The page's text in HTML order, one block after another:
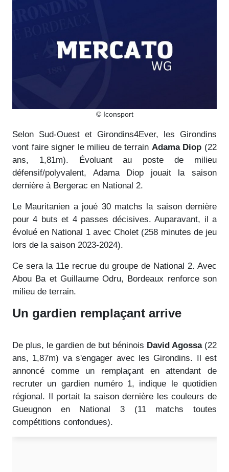
© Iconsport
Selon Sud-Ouest et Girondins4Ever, les Girondins
vont faire signer le milieu de terrain Adama Diop (22
ans, 1,81m). Évoluant au poste de milieu
défensif/polyvalent, Adama Diop jouait la saison
dernière à Bergerac en National 2.
Le Mauritanien a joué 30 matchs la saison dernière
pour 4 buts et 4 passes décisives. Auparavant, il a
évolué en National 1 avec Cholet (258 minutes de jeu
lors de la saison 2023-2024).
Ce sera la 11e recrue du groupe de National 2. Avec
Abou Ba et Guillaume Odru, Bordeaux renforce son
milieu de terrain.
Un gardien remplaçant arrive
De plus, le gardien de but béninois David Agossa(22
ans, 1,87m) va s'engager avec les Girondins. Il est
annoncé comme un remplaçant en attendant de
recruter un gardien numéro 1, indique le quotidien
régional. Il portait la saison dernière les couleurs de
Gueugnon en National 3 (11 matchs toutes
compétitions confondues).